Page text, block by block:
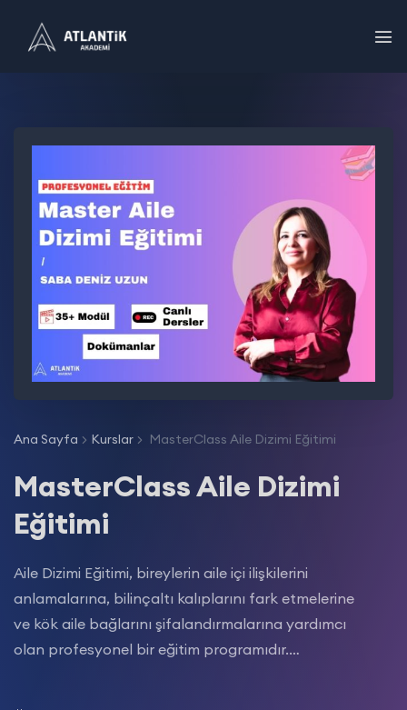
Ana Sayfa Kurslar MasterClass Aile Dizimi Eğitimi
MasterClass Aile Dizimi
Eğitimi
Aile Dizimi Eğitimi, bireylerin aile içi ilişkilerini
anlamalarına, bilinçaltı kalıplarını fark etmelerine
ve kök aile bağlarını şifalandırmalarına yardımcı
olan profesyonel bir eğitim programıdır.…